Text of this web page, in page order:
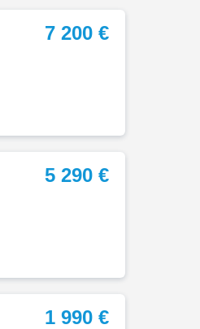
7 200 €
5 290 €
1 990 €